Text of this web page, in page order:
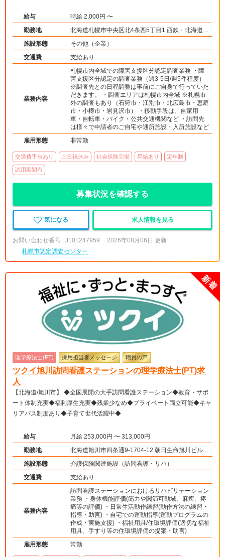
給与
時給 2,000円 〜
勤務地
北海道札幌市中央区北4条西5丁目1 西鉄・北海道林
業会館ビル201
施設形態
その他（企業）
交通費
支給あり
業務内容
札幌市内全域での障害支援区分認定調査業務 ・障
害支援区分認定の調査業務（週3-5日/週5件程度）
※調査先との日程調整は事前にご自身で行っていた
だきます。 ・調査エリアは札幌市内全域 ※札幌市
外の調査もあり（石狩市・江別市・北広島市・恵庭
市・小樽市・岩見沢市） ・移動手段は、自家用
車・自転車・バイク・公共交通機関など ・訪問先
は様々で申請者のご自宅や通所施設・入所施設など
雇用形態
非常勤
交通費手当あり 土日祝休み 社会保険完備 昇給あり 定年制
試用期間有
募集状況を確認する
気になる 求人情報を見る
お問い合わせ番号 : J101247959
2026年08月06日 更新
札幌市認定調査センター
理学療法士(PT) 採用担当者メッセージ 職員の声
ツクイ旭川訪問看護ステーションの理学療法士(PT)求
人
【北海道/旭川市】 ◆全国展開の大手訪問看護ステーション◆教育・サポ
ート体制充実◆福利厚生充実◆残業少なめ◆プライベート両立可能◆キャ
リアパス制度あり◆子育て世代活躍中◆
給与
月給 253,000円 〜 313,000円
勤務地
北海道旭川市四条通9-1704-12 朝日生命旭川ビル2
階
施設形態
介護保険関連施設（訪問看護・リハ）
交通費
支給あり
業務内容
訪問看護ステーションにおけるリハビリテーション
業務 ・身体機能評価(筋力や関節可動域、麻痺、疼
痛等の評価) ・日常生活動作練習(動作方法の練習・
指導・助言) ・自宅での運動指導(運動プログラムの
作成・実施支援) ・福祉用具/住環境評価(適切な福祉
用具、手すり等の住環境評価の提案・助言)
雇用形態
常勤